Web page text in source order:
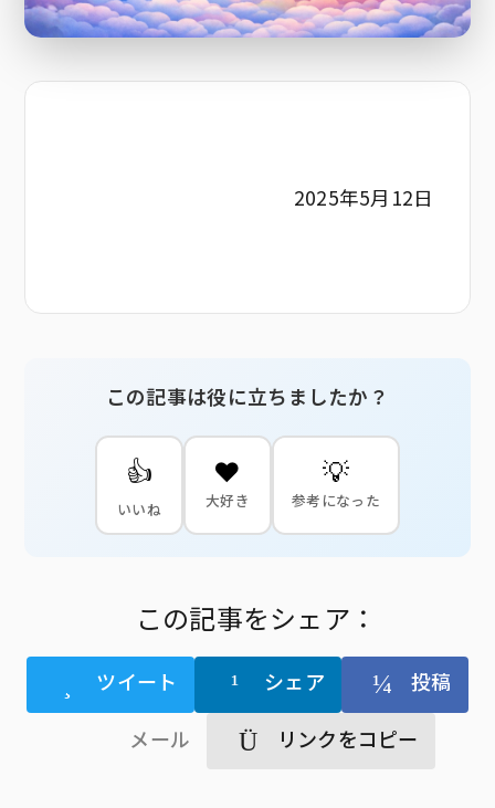
2025年5月12日
この記事は役に立ちましたか？
👍
いいね
❤️
大好き
💡
参考になった
この記事をシェア：
ツイート シェア
投稿
メール
リンクをコピー